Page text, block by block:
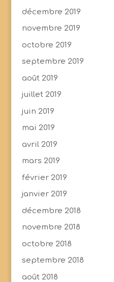
décembre 2019
novembre 2019
octobre 2019
septembre 2019
août 2019
juillet 2019
juin 2019
mai 2019
avril 2019
mars 2019
février 2019
janvier 2019
décembre 2018
novembre 2018
octobre 2018
septembre 2018
août 2018